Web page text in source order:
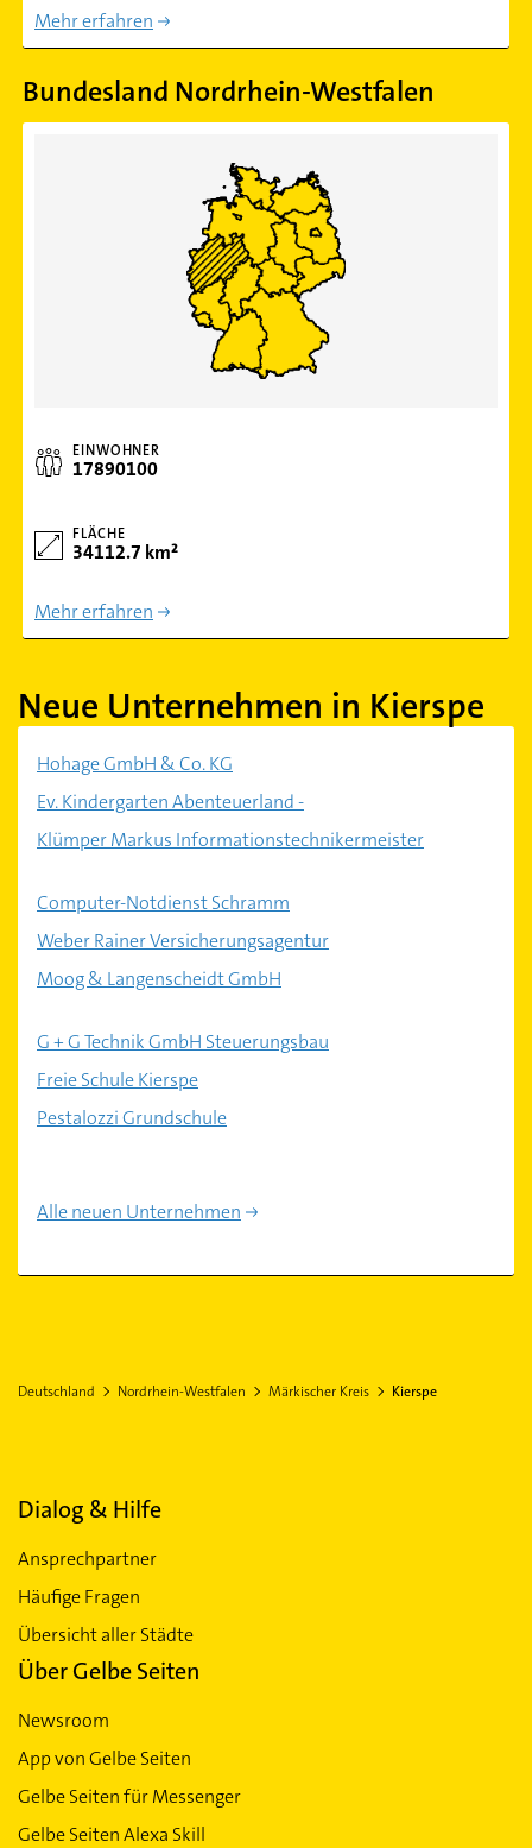
Mehr erfahren
Bundesland Nordrhein-Westfalen
EINWOHNER
17890100
FLÄCHE
34112.7 km²
Mehr erfahren
Neue Unternehmen in Kierspe
Hohage GmbH & Co. KG
Ev. Kindergarten Abenteuerland -
Klümper Markus Informationstechnikermeister
Computer-Notdienst Schramm
Weber Rainer Versicherungsagentur
Moog & Langenscheidt GmbH
G + G Technik GmbH Steuerungsbau
Freie Schule Kierspe
Pestalozzi Grundschule
Alle neuen Unternehmen
Deutschland Nordrhein-Westfalen Märkischer Kreis Kierspe
Dialog & Hilfe
Ansprechpartner
Häufige Fragen
Übersicht aller Städte
Über Gelbe Seiten
Newsroom
App von Gelbe Seiten
Gelbe Seiten für Messenger
Gelbe Seiten Alexa Skill